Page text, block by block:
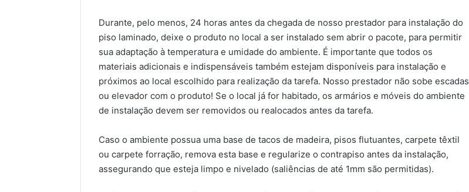
Durante, pelo menos, 24 horas antes da chegada de nosso prestador para instalação do
piso laminado, deixe o produto no local a ser instalado sem abrir o pacote, para permitir
sua adaptação à temperatura e umidade do ambiente. É importante que todos os
materiais adicionais e indispensáveis também estejam disponíveis para instalação e
próximos ao local escolhido para realização da tarefa. Nosso prestador não sobe escadas
ou elevador com o produto! Se o local já for habitado, os armários e móveis do ambiente
de instalação devem ser removidos ou realocados antes da tarefa.
Caso o ambiente possua uma base de tacos de madeira, pisos flutuantes, carpete têxtil
ou carpete forração, remova esta base e regularize o contrapiso antes da instalação,
assegurando que esteja limpo e nivelado (saliências de até 1mm são permitidas).